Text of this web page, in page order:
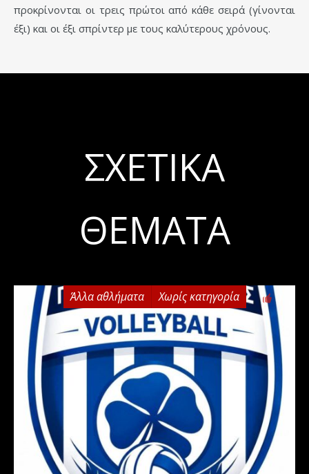
προκρίνονται οι τρεις πρώτοι από κάθε σειρά (γίνονται
έξι) και οι έξι σπρίντερ με τους καλύτερους χρόνους.
ΣΧΕΤΙΚΆ
ΘΈΜΑΤΑ
Άλλα αθλήματα Χωρίς κατηγορία 0